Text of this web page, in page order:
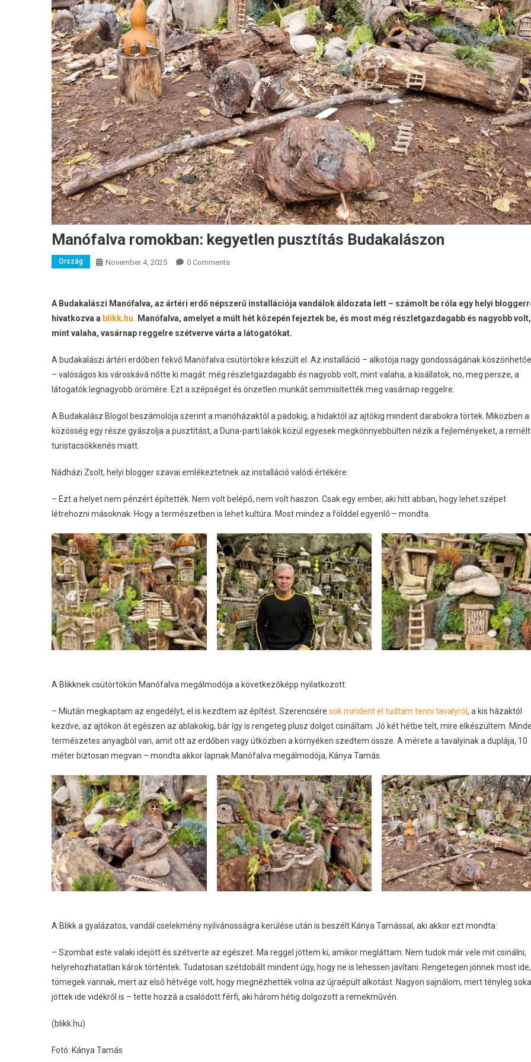
Manófalva romokban: kegyetlen pusztítás Budakalászon
Ország November 4, 2025 0 Comments
A Budakalászi Manófalva, az ártéri erdő népszerű installációja vandálok áldozata lett – számolt be róla egy helyi
hivatkozva a blikk.hu. Manófalva, amelyet a múlt hét közepén fejeztek be, és most még részletgazdagabb és nagyobb volt,
mint valaha, vasárnap reggelre szétverve várta a látogatókat.
A budakalászi ártéri erdőben fekvő Manófalva csütörtökre készült el. Az installáció – alkotója nagy gondosságának
– valóságos kis városkává nőtte ki magát: még részletgazdagabb és nagyobb volt, mint valaha, a kisállatok, no, meg persze, a
látogatók legnagyobb örömére. Ezt a szépséget és önzetlen munkát semmisítették meg vasárnap reggelre.
A Budakalász Blogol beszámolója szerint a manóházaktól a padokig, a hidaktól az ajtókig mindent darabokra törtek. Miközben a
közösség egy része gyászolja a pusztítást, a Duna-parti lakók közül egyesek megkönnyebbülten nézik a fejleményeket, a remélt
turistacsökkenés miatt.
Nádházi Zsolt, helyi blogger szavai emlékeztetnek az installáció valódi értékére:
– Ezt a helyet nem pénzért építették. Nem volt belépő, nem volt haszon. Csak egy ember, aki hitt abban, hogy lehet szépet
létrehozni másoknak. Hogy a természetben is lehet kultúra. Most mindez a földdel egyenlő – mondta.
A Blikknek csütörtökön Manófalva megálmodója a következőképp nyilatkozott:
– Miután megkaptam az engedélyt, el is kezdtem az építést. Szerencsére sok mindent el tudtam tenni tavalyról , a kis házaktól
kezdve, az ajtókon át egészen az ablakokig, bár így is rengeteg plusz dolgot csináltam. Jó két hétbe telt, mire elkészültem.
természetes anyagból van, amit ott az erdőben vagy útközben a környéken szedtem össze. A mérete a tavalyinak a duplája, 10
méter biztosan megvan – mondta akkor lapnak Manófalva megálmodója, Kánya Tamás.
A Blikk a gyalázatos, vandál cselekmény nyilvánosságra kerülése után is beszélt Kánya Tamással, aki akkor ezt mondta:
– Szombat este valaki idejött és szétverte az egészet. Ma reggel jöttem ki, amikor megláttam. Nem tudok már vele mit csinálni,
helyrehozhatatlan károk történtek. Tudatosan szétdobált mindent úgy, hogy ne is lehessen javítani. Rengetegen jönnek most ide,
tömegek vannak, mert az első hétvége volt, hogy megnézhették volna az újraépült alkotást. Nagyon sajnálom, mert tényleg
jöttek ide vidékről is – tette hozzá a csalódott férfi, aki három hétig dolgozott a remekművén.
(blikk.hu)
Fotó: Kánya Tamás